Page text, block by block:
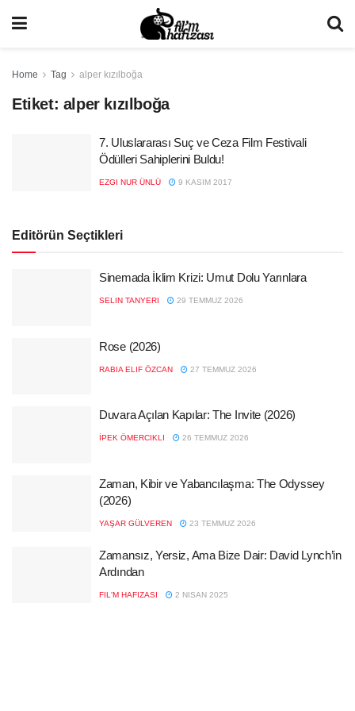
Home Tag alper kızılboğa
Etiket: alper kızılboğa
7. Uluslararası Suç ve Ceza Film Festivali
Ödülleri Sahiplerini Buldu!
EZGI NUR ÜNLÜ 9 KASIM 2017
Editörün Seçtikleri
Sinemada İklim Krizi: Umut Dolu Yarınlara
SELIN TANYERI 29 TEMMUZ 2026
Rose (2026)
RABIA ELIF ÖZCAN 27 TEMMUZ 2026
Duvara Açılan Kapılar: The Invite (2026)
İPEK ÖMERCIKLI 26 TEMMUZ 2026
Zaman, Kibir ve Yabancılaşma: The Odyssey
(2026)
YAŞAR GÜLVEREN 23 TEMMUZ 2026
Zamansız, Yersiz, Ama Bize Dair: David Lynch’in
Ardından
FIL'M HAFIZASI 2 NISAN 2025